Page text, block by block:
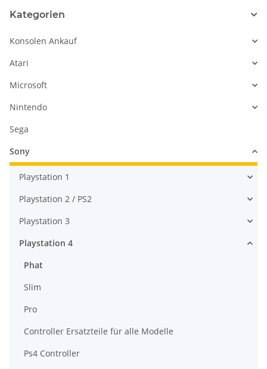
Kategorien
Konsolen Ankauf
Atari
Microsoft
Nintendo
Sega
Sony
Playstation 1
Playstation 2 / PS2
Playstation 3
Playstation 4
Phat
Slim
Pro
Controller Ersatzteile für alle Modelle
Ps4 Controller